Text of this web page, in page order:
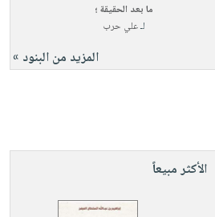
ما بعد الحقيقة ؛
لـعلي حرب
المزيد من البنود »
الأكثر مبيعاً